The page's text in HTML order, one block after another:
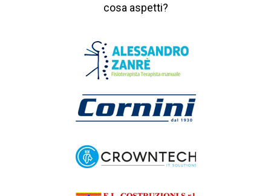
cosa aspetti?